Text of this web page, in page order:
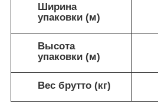
Ширина
упаковки (м)
Высота
упаковки (м)
Вес брутто (кг)